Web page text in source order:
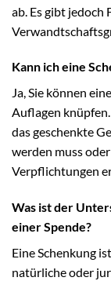
ab. Es gibt jedoch
Kann ich eine
Ja, Sie können
Auflagen
das geschenkte
werden muss
Verpflichtungen
Was ist der
einer Spende?
Eine Schenkung
natürliche oder